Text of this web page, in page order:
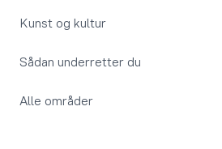
Kunst og kultur
Sådan underretter du
Alle områder